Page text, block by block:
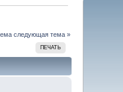
следующая тема »
ПЕЧАТЬ